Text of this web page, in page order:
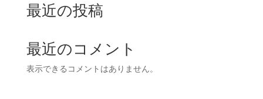
最近の投稿
最近のコメント
表示できるコメントはありません。